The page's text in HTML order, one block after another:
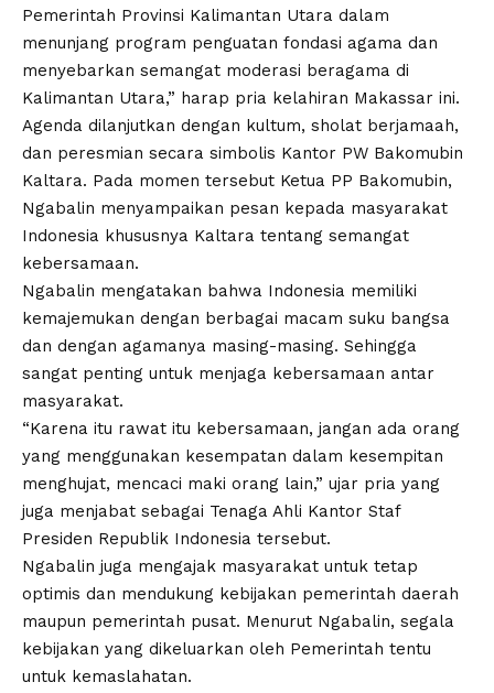
Pemerintah Provinsi Kalimantan Utara dalam
menunjang program penguatan fondasi agama dan
menyebarkan semangat moderasi beragama di
Kalimantan Utara,” harap pria kelahiran Makassar ini.
Agenda dilanjutkan dengan kultum, sholat berjamaah,
dan peresmian secara simbolis Kantor PW Bakomubin
Kaltara. Pada momen tersebut Ketua PP Bakomubin,
Ngabalin menyampaikan pesan kepada masyarakat
Indonesia khususnya Kaltara tentang semangat
kebersamaan.
Ngabalin mengatakan bahwa Indonesia memiliki
kemajemukan dengan berbagai macam suku bangsa
dan dengan agamanya masing-masing. Sehingga
sangat penting untuk menjaga kebersamaan antar
masyarakat.
“Karena itu rawat itu kebersamaan, jangan ada orang
yang menggunakan kesempatan dalam kesempitan
menghujat, mencaci maki orang lain,” ujar pria yang
juga menjabat sebagai Tenaga Ahli Kantor Staf
Presiden Republik Indonesia tersebut.
Ngabalin juga mengajak masyarakat untuk tetap
optimis dan mendukung kebijakan pemerintah daerah
maupun pemerintah pusat. Menurut Ngabalin, segala
kebijakan yang dikeluarkan oleh Pemerintah tentu
untuk kemaslahatan.